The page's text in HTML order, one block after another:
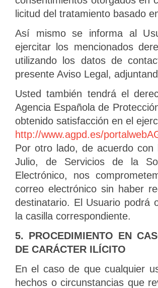
licitud del tratamiento basado
Así mismo se informa al
ejercitar los mencionados
utilizando los datos de
presente Aviso Legal,
Usted también tendrá el
Agencia Española de
obtenido satisfacción en el
http://www.agpd.es/
Por otro lado, de acuerdo
Julio, de Servicios de la
Electrónico, nos
correo electrónico sin haber
destinatario. El Usuario podrá
la casilla correspondiente.
5. PROCEDIMIENTO EN
DE CARÁCTER ILÍCITO
En el caso de que cualquier
hechos o circunstancias que